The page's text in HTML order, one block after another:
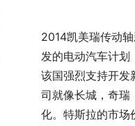
2014凯美瑞传动
发的电动汽车计划
该国强烈支持开发
司就像长城，奇瑞
化。特斯拉的市场